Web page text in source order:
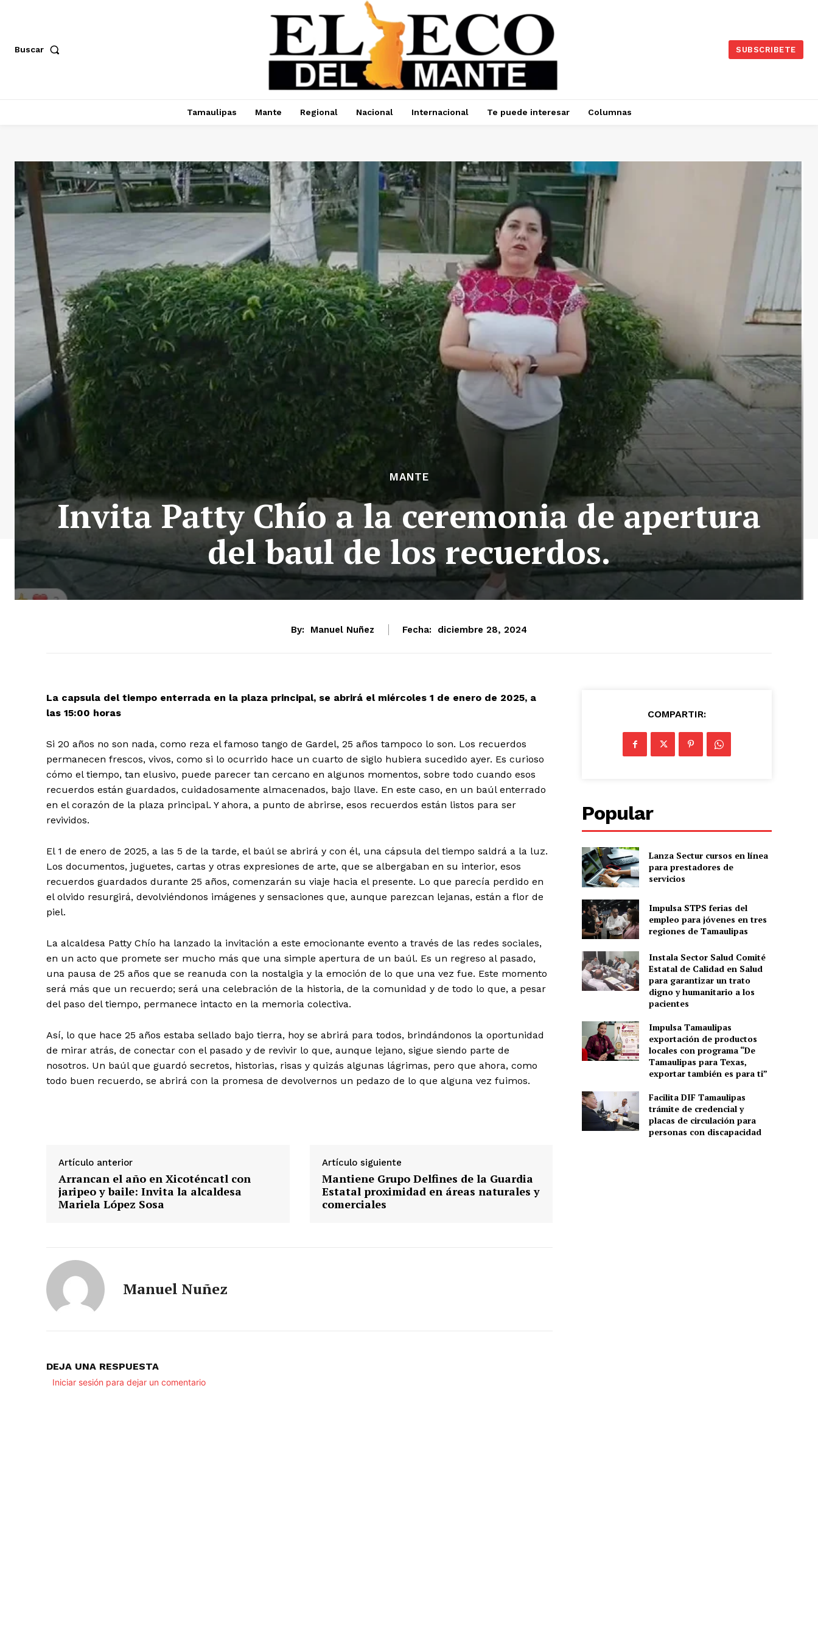
Buscar SUBSCRIBETE
Tamaulipas Mante Regional Nacional Internacional Te puede interesar Columnas
MANTE
Invita Patty Chío a la ceremonia de apertura
del baul de los recuerdos.
By: Manuel Nuñez Fecha: diciembre 28, 2024
La capsula del tiempo enterrada en la plaza principal, se abrirá el miércoles 1 de enero de 2025, a
las 15:00 horas
Si 20 años no son nada, como reza el famoso tango de Gardel, 25 años tampoco lo son. Los recuerdos
permanecen frescos, vivos, como si lo ocurrido hace un cuarto de siglo hubiera sucedido ayer. Es curioso
cómo el tiempo, tan elusivo, puede parecer tan cercano en algunos momentos, sobre todo cuando esos
recuerdos están guardados, cuidadosamente almacenados, bajo llave. En este caso, en un baúl enterrado
en el corazón de la plaza principal. Y ahora, a punto de abrirse, esos recuerdos están listos para ser
revividos.
El 1 de enero de 2025, a las 5 de la tarde, el baúl se abrirá y con él, una cápsula del tiempo saldrá a la luz.
Los documentos, juguetes, cartas y otras expresiones de arte, que se albergaban en su interior, esos
recuerdos guardados durante 25 años, comenzarán su viaje hacia el presente. Lo que parecía perdido en
el olvido resurgirá, devolviéndonos imágenes y sensaciones que, aunque parezcan lejanas, están a flor de
piel.
La alcaldesa Patty Chío ha lanzado la invitación a este emocionante evento a través de las redes sociales,
en un acto que promete ser mucho más que una simple apertura de un baúl. Es un regreso al pasado,
una pausa de 25 años que se reanuda con la nostalgia y la emoción de lo que una vez fue. Este momento
será más que un recuerdo; será una celebración de la historia, de la comunidad y de todo lo que, a pesar
del paso del tiempo, permanece intacto en la memoria colectiva.
Así, lo que hace 25 años estaba sellado bajo tierra, hoy se abrirá para todos, brindándonos la oportunidad
de mirar atrás, de conectar con el pasado y de revivir lo que, aunque lejano, sigue siendo parte de
nosotros. Un baúl que guardó secretos, historias, risas y quizás algunas lágrimas, pero que ahora, como
todo buen recuerdo, se abrirá con la promesa de devolvernos un pedazo de lo que alguna vez fuimos.
Artículo anterior
Arrancan el año en Xicoténcatl con
jaripeo y baile: Invita la alcaldesa
Mariela López Sosa
Artículo siguiente
Mantiene Grupo Delfines de la Guardia
Estatal proximidad en áreas naturales y
comerciales
Manuel Nuñez
DEJA UNA RESPUESTA
Iniciar sesión para dejar un comentario
COMPARTIR:
Popular
Lanza Sectur cursos en línea
para prestadores de
servicios
Impulsa STPS ferias del
empleo para jóvenes en tres
regiones de Tamaulipas
Instala Sector Salud Comité
Estatal de Calidad en Salud
para garantizar un trato
digno y humanitario a los
pacientes
Impulsa Tamaulipas
exportación de productos
locales con programa “De
Tamaulipas para Texas,
exportar también es para ti”
Facilita DIF Tamaulipas
trámite de credencial y
placas de circulación para
personas con discapacidad